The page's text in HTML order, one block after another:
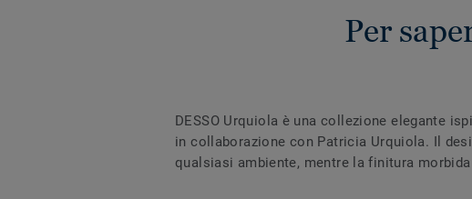
Per
DESSO Urquiola è una collezione elegante
in collaborazione con Patricia Urquiola. Il
qualsiasi ambiente, mentre la finitura